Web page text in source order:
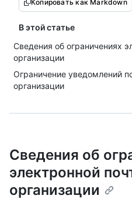
Копировать как Markdown
В этой статье
Сведения об ограничениях
организации
Ограничение уведомлений
организации
Сведения об
электронной
организации